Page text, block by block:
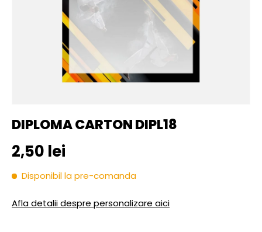
DIPLOMA CARTON DIPL18
Pret initial
2,50 lei
Disponibil la pre-comanda
Afla detalii despre personalizare aici